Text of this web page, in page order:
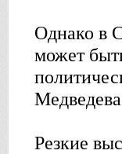
Однако в
может
Резкие